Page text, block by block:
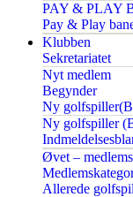
PAY & PLAY
Pay & Play
Klubben
Sekretariatet
Nyt medlem
Begynder
Ny
Ny golfspiller
Øvet –
Allerede